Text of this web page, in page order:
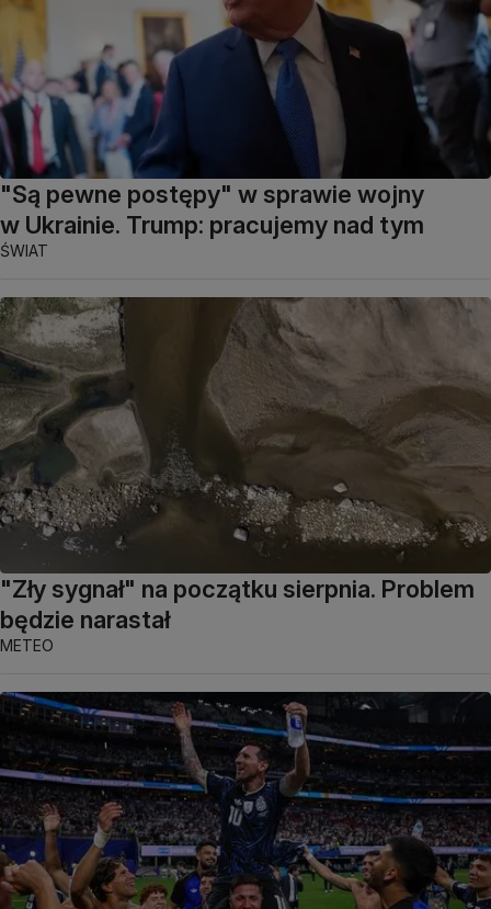
"Są pewne postępy" w sprawie wojny
w Ukrainie. Trump: pracujemy nad tym
ŚWIAT
"Zły sygnał" na początku sierpnia. Problem
będzie narastał
METEO